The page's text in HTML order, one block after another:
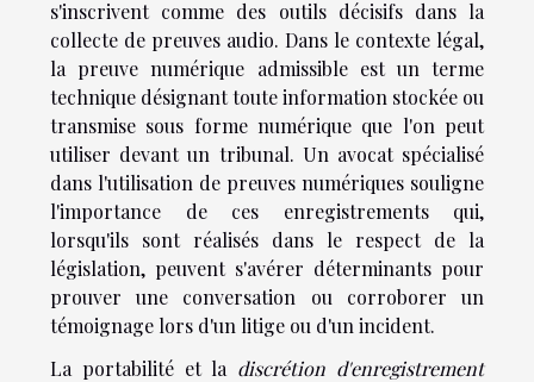
s'inscrivent comme des outils décisifs dans la
collecte de preuves audio. Dans le contexte légal,
la preuve numérique admissible est un terme
technique désignant toute information stockée ou
transmise sous forme numérique que l'on peut
utiliser devant un tribunal. Un avocat spécialisé
dans l'utilisation de preuves numériques souligne
l'importance de ces enregistrements qui,
lorsqu'ils sont réalisés dans le respect de la
législation, peuvent s'avérer déterminants pour
prouver une conversation ou corroborer un
témoignage lors d'un litige ou d'un incident.
La portabilité et la discrétion d'enregistrement